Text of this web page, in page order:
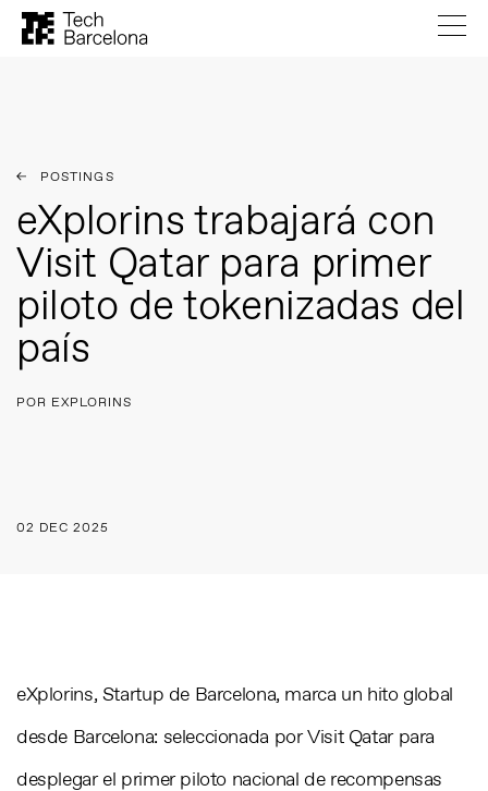
POSTINGS
eXplorins trabajará con
Visit Qatar para primer
piloto de tokenizadas del
país
POR EXPLORINS
02 DEC 2025
eXplorins, Startup de Barcelona, marca un hito global
desde Barcelona: seleccionada por Visit Qatar para
desplegar el primer piloto nacional de recompensas